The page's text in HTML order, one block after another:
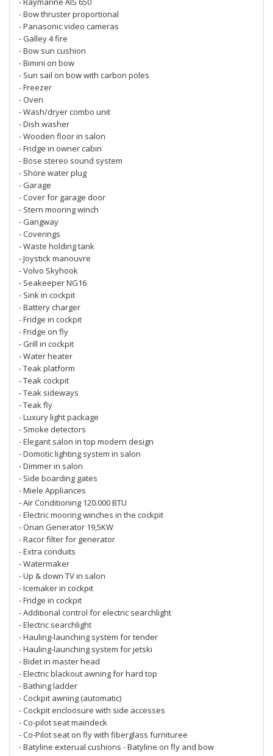
- Bow thruster proportional
- Panasonic video cameras
- Galley 4 fire
- Bow sun cushion
- Bimini on bow
- Sun sail on bow with carbon poles
- Freezer
- Oven
- Wash/dryer combo unit
- Dish washer
- Wooden floor in salon
- Fridge in owner cabin
- Bose stereo sound system
- Shore water plug
- Garage
- Cover for garage door
- Stern mooring winch
- Gangway
- Coverings
- Waste holding tank
- Joystick manouvre
- Volvo Skyhook
- Seakeeper NG16
- Sink in cockpit
- Battery charger
- Fridge in cockpit
- Fridge on fly
- Grill in cockpit
- Water heater
- Teak platform
- Teak cockpit
- Teak sideways
- Teak fly
- Luxury light package
- Smoke detectors
- Elegant salon in top modern design
- Domotic lighting system in salon
- Dimmer in salon
- Side boarding gates
- Miele Appliances
- Air Conditioning 120.000 BTU
- Electric mooring winches in the cockpit
- Onan Generator 19,5KW
- Racor filter for generator
- Extra conduits
- Watermaker
- Up & down TV in salon
- Icemaker in cockpit
- Fridge in cockpit
- Additional control for electric searchlight
- Electric searchlight
- Hauling-launching system for tender
- Hauling-launching system for jetski
- Bidet in master head
- Electric blackout awning for hard top
- Bathing ladder
- Cockpit awning (automatic)
- Cockpit encloosure with side accesses
- Co-pilot seat maindeck
- Co-Pilot seat on fly with fiberglass furnituree
- Batyline exterual cushions - Batyline on fly and bow